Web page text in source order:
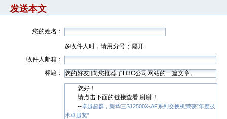
发送本文
您的姓名：
多收件人时，请用分号";"隔开
收件人邮箱：
标题：
您好！
请点击下面的链接查看,谢谢！
--卓越超群，新华三S12500X-AF系列交换机荣获”年度技
术卓越奖”